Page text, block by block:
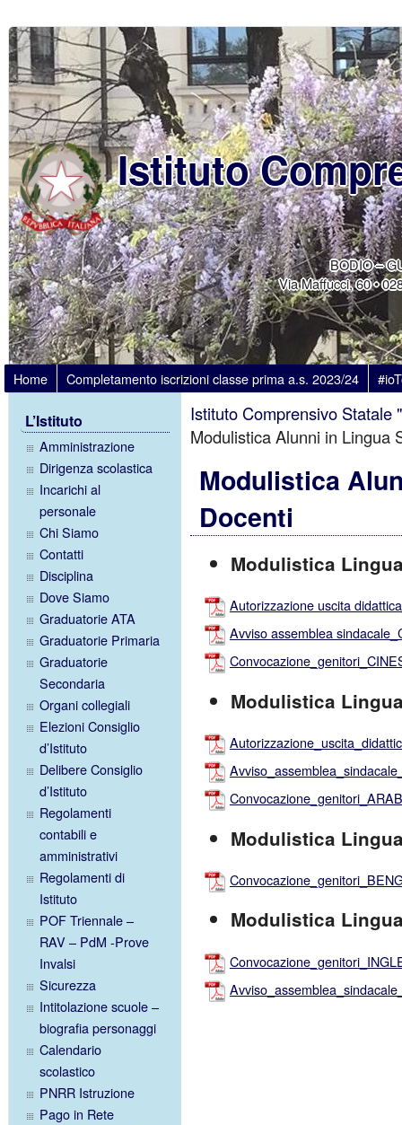
Istituto
BODIO –
Via Maffucci, 60 •
Home Completamento iscrizioni classe prima a.s. 2023/24
L’Istituto
Amministrazione
Dirigenza scolastica
Incarichi al
personale
Chi Siamo
Contatti
Disciplina
Dove Siamo
Graduatorie ATA
Graduatorie Primaria
Graduatorie
Secondaria
Organi collegiali
Elezioni Consiglio
d’Istituto
Delibere Consiglio
d’Istituto
Regolamenti
contabili e
amministrativi
Regolamenti di
Istituto
POF Triennale –
RAV – PdM -Prove
Invalsi
Sicurezza
Intitolazione scuole –
biografia personaggi
Calendario
scolastico
PNRR Istruzione
Pago in Rete
Istituto Comprensivo Statale
Modulistica Alunni in Lingua
Modulistica
Docenti
Modulistica
Autorizzazione uscita
Avviso assemblea
Modulistica
Modulistica
Modulistica